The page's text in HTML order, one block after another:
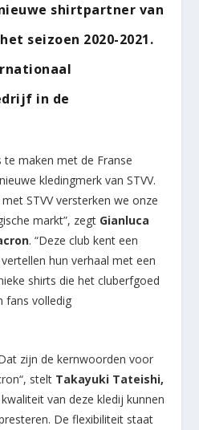
shirtpartner van
seizoen 2020-2021.
in de
maken met de Franse
kledingmerk van STVV.
STVV versterken we onze
markt”, zegt Gianluca
. “Deze club kent een
hun verhaal met een
shirts die het cluberfgoed
fans volledig
zijn de kernwoorden voor
stelt Takayuki Tateishi,
van deze kledij kunnen
De flexibiliteit staat